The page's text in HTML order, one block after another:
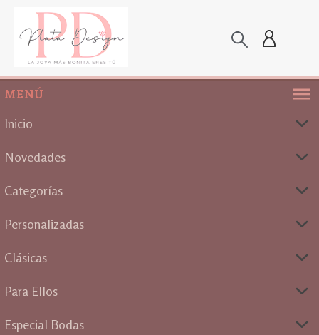
MENÚ
Inicio
Novedades
Categorías
Personalizadas
Clásicas
Para Ellos
Especial Bodas